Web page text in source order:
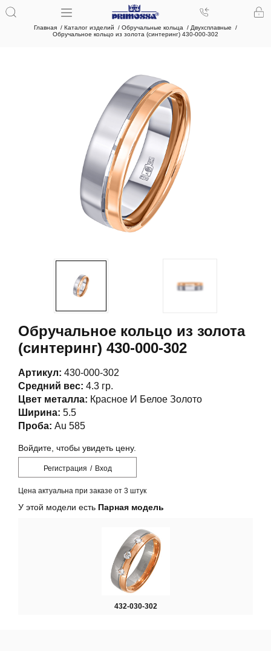
Главная Каталог изделий Обручальные кольца
Двухсплавные
Обручальное кольцо из золота (синтеринг) 430-000-302
Обручальное кольцо из золота
(синтеринг) 430-000-302
Артикул: 430-000-302
Средний вес: 4.3 гр.
Цвет металла: Красное И Белое Золото
Ширина: 5.5
Проба: Au 585
Войдите, чтобы увидеть цену.
Регистрация / Вход
Цена актуальна при заказе от 3 штук
У этой модели есть Парная модель
432-030-302